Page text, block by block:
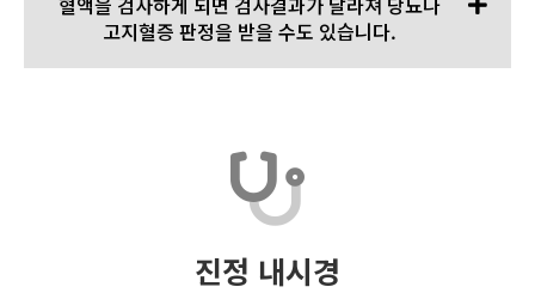
고지혈증 판정을 받을 수도 있습니다.
진정 내시경